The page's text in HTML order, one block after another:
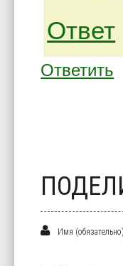
Ответ
Ответить
Имя (обязательно)